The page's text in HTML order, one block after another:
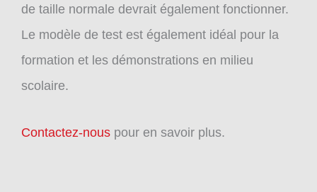
de taille normale devrait également fonctionner.
Le modèle de test est également idéal pour la
formation et les démonstrations en milieu
scolaire.
Contactez-nous pour en savoir plus.